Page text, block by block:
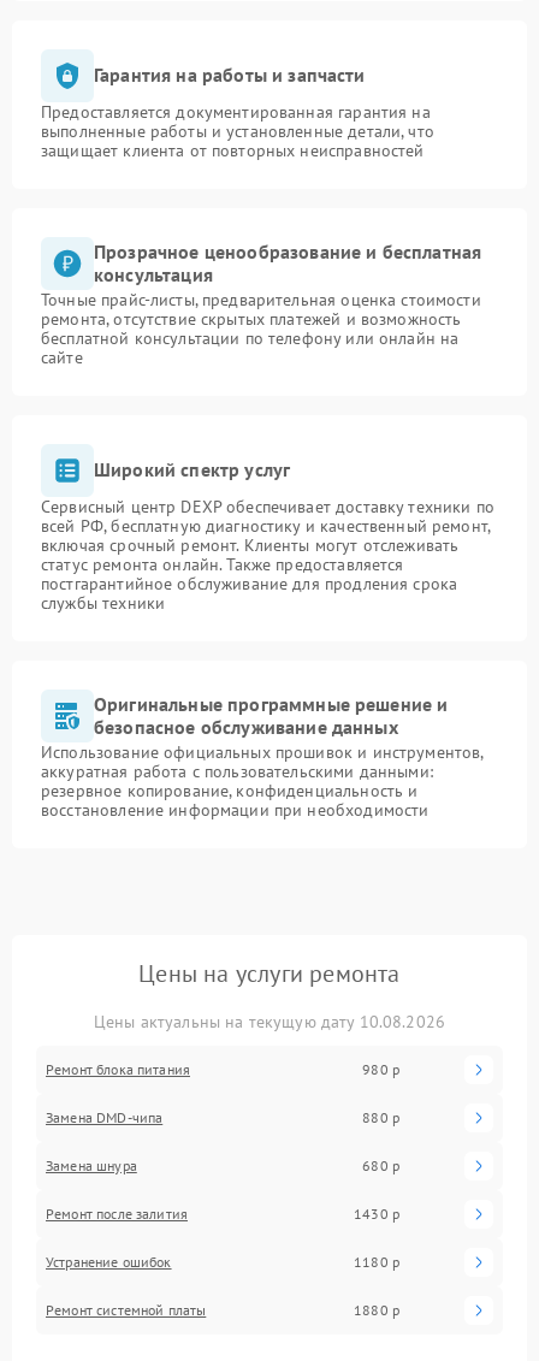
Гарантия на работы и запчасти
Предоставляется документированная гарантия на
выполненные работы и установленные детали, что
защищает клиента от повторных неисправностей
Прозрачное ценообразование и бесплатная
консультация
Точные прайс-листы, предварительная оценка стоимости
ремонта, отсутствие скрытых платежей и возможность
бесплатной консультации по телефону или онлайн на
сайте
Широкий спектр услуг
Сервисный центр DEXP обеспечивает доставку техники по
всей РФ, бесплатную диагностику и качественный ремонт,
включая срочный ремонт. Клиенты могут отслеживать
статус ремонта онлайн. Также предоставляется
постгарантийное обслуживание для продления срока
службы техники
Оригинальные программные решение и
безопасное обслуживание данных
Использование официальных прошивок и инструментов,
аккуратная работа с пользовательскими данными:
резервное копирование, конфиденциальность и
восстановление информации при необходимости
Цены на услуги ремонта
Цены актуальны на текущую дату 10.08.2026
Ремонт блока питания 980 р
Замена DMD-чипа 880 р
Замена шнура 680 р
Ремонт после залития 1430 р
Устранение ошибок 1180 р
Ремонт системной платы 1880 р